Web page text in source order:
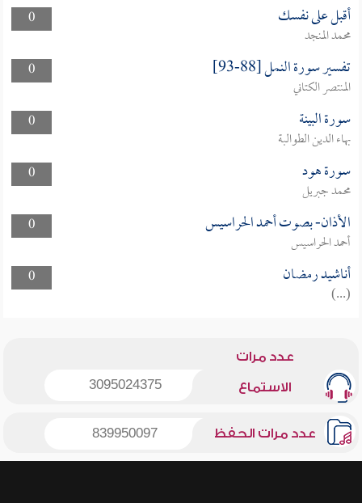
0 أقبل على نفسك
محمد المنجد
0
تفسير سورة النمل [88-93]
المنتصر الكتاني
0
سورة البينة
بهاء الدين الطوالبة
0
سورة هود
محمد جبريل
0
الأذان- بصوت أحمد الحراسيس
أحمد الحراسيس
0
أناشيد رمضان
(...)
عدد مرات
الاستماع 3095024375
عدد مرات الحفظ 839950097